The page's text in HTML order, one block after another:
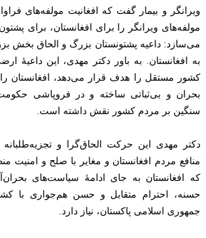
ویرانگر و بیمار گفت که افغانیت مولفه‌های
مولفه‌های ویرانگر را برای افغانستان، برای
می‌سازد: داعیه پشتونستان‌ بزرگ و الحاق‌ بخش
به افغانستان. به باور دکتر مهدی، این داعیهٔ
کشور مستقل را هدف قرار می‌دهد، افغانستان
بحران و بی‌ثباتی ساخته و در فروپاشی
سنگین بر مردم کشور نقش داشته است.
دکتر مهدی این حرکت‌ الحاق‌گرا و
منافع مردم افغانستان و مغایر با صلح و امنیت
که افغانستان به جای ادامهٔ سیاست‌های
حسنه، احترام متقابل و حسن هم‌جواری با
جمهوری اسلامی پاکستان، نیاز دارد.